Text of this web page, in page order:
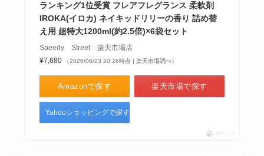
ランキング1位受賞 フレアフレグランス 柔軟剤
IROKA(イロカ) ネイキッドリリーの香り 詰め替
え用 超特大1200ml(約2.5倍)×6袋セット
Speedy Street 楽天市場店
¥7,680
（2026/06/23 20:26時点 | 楽天市場調べ）
Amazonで探す 楽天市場で探す
Yahooショッピングで探す
ポチップ